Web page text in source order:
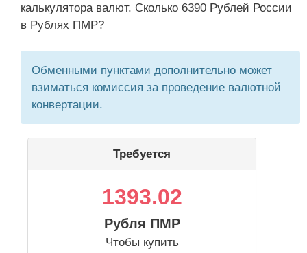
калькулятора валют. Сколько 6390 Рублей России
в Рублях ПМР?
Обменными пунктами дополнительно может
взиматься комиссия за проведение валютной
конвертации.
Требуется
1393.02
Рубля ПМР
Чтобы купить